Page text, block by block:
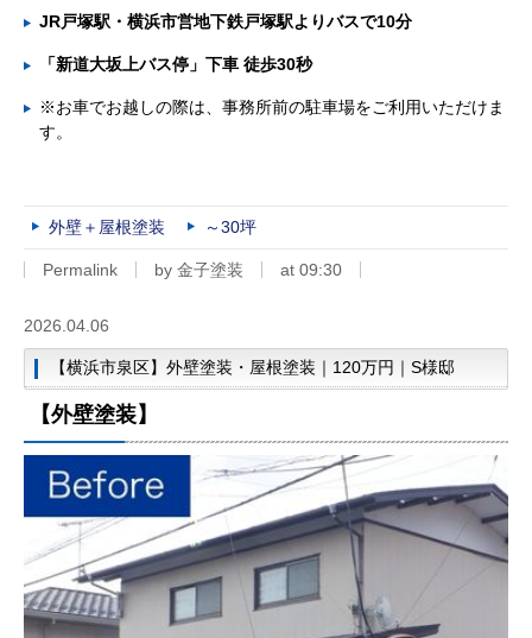
JR戸塚駅・横浜市営地下鉄戸塚駅よりバスで10分
「新道大坂上バス停」下車 徒歩30秒
※お車でお越しの際は、事務所前の駐車場をご利用いただけま
す。
外壁＋屋根塗装 ～30坪
Permalink by 金子塗装 at 09:30
2026.04.06
【横浜市泉区】外壁塗装・屋根塗装｜120万円｜S様邸
【外壁塗装】